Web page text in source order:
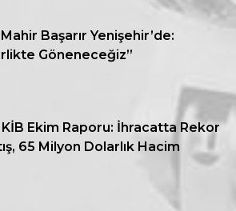
Başarır Yenişehir’de:
Göneneceğiz”
Ekim Raporu: İhracatta Rekor
65 Milyon Dolarlık Hacim